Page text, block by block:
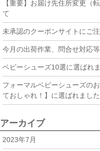
【重要】お届け先住所変更（
て
未承認のクーポンサイトにご
今月の出荷作業、問合せ対応
ベビーシューズ10選に選ばれ
フォーマルベビーシューズの
ておしゃれ！】に選ばれました
アーカイブ
2023年7月